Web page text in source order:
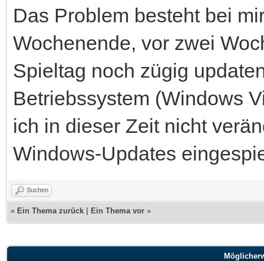
Das Problem besteht bei
Wochenende, vor zwei
Spieltag noch zügig
Betriebssystem (Windows
ich in dieser Zeit nicht
Windows-Updates
Suchen
« Ein Thema zurück Ein Thema vor »